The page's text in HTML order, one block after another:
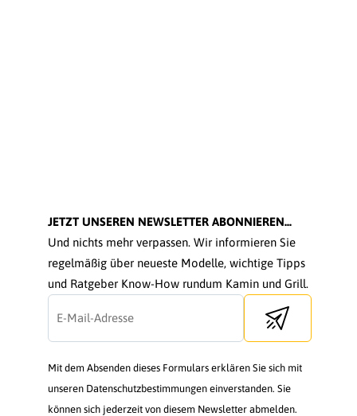
JETZT UNSEREN NEWSLETTER ABONNIEREN...
Und nichts mehr verpassen. Wir informieren Sie
regelmäßig über neueste Modelle, wichtige Tipps
und Ratgeber Know-How rundum Kamin und Grill.
Send newsletter
Mit dem Absenden dieses Formulars erklären Sie sich mit
unseren Datenschutzbestimmungen einverstanden. Sie
können sich jederzeit von diesem Newsletter abmelden.